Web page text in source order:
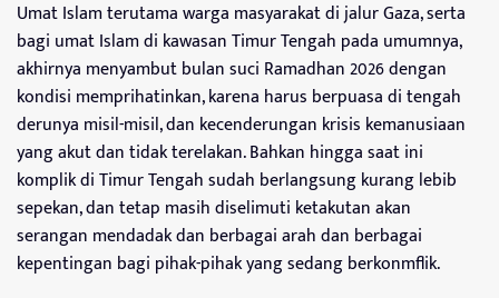
Umat Islam terutama warga masyarakat di jalur Gaza, serta
bagi umat Islam di kawasan Timur Tengah pada umumnya,
akhirnya menyambut bulan suci Ramadhan 2026 dengan
kondisi memprihatinkan, karena harus berpuasa di tengah
derunya misil-misil, dan kecenderungan krisis kemanusiaan
yang akut dan tidak terelakan. Bahkan hingga saat ini
komplik di Timur Tengah sudah berlangsung kurang lebib
sepekan, dan tetap masih diselimuti ketakutan akan
serangan mendadak dan berbagai arah dan berbagai
kepentingan bagi pihak-pihak yang sedang berkonmflik.